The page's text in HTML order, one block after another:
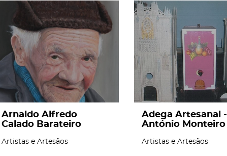
Arnaldo Alfredo
Calado Barateiro
Artistas e Artesãos
page
Adega Artesanal -
António Monteiro
Artistas e Artesãos